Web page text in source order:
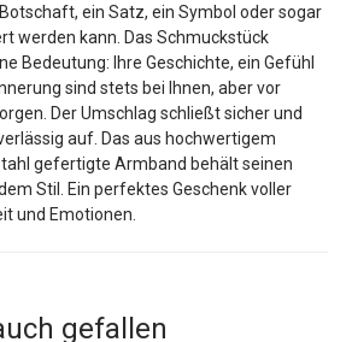
ein Satz, ein Symbol oder sogar
werden kann. Das Schmuckstück
Bedeutung: Ihre Geschichte, ein Gefühl
sind stets bei Ihnen, aber vor
Der Umschlag schließt sicher und
auf. Das aus hochwertigem
gefertigte Armband behält seinen
Stil. Ein perfektes Geschenk voller
und Emotionen.
gefallen